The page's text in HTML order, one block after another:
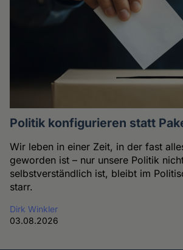
Politik konfigurieren statt
Wir leben in einer Zeit, in der fast
geworden ist – nur unsere Politik
selbstverständlich ist, bleibt im
starr.
Dirk Winkler
03.08.2026